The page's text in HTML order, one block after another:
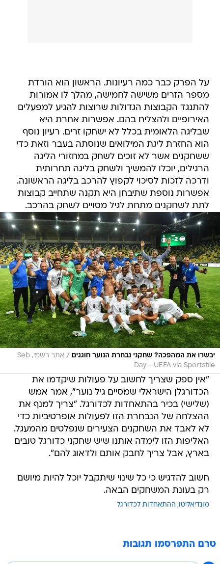
על הפרק כבר כמה רעיונות. הראשון הוא הורדת
מספר הזרים משישה לחמישה, מהלך לו אמורות
להתנגד הקבוצות הגדולות שרוצות להגיע למפעלים
האירופיים ולהצליח בהם. אפשרות אחרת היא
שבליגה הלאומית בכלל לא ישחקו זרים. רעיון נוסף
הוא החזרת ליגת המילואים שנוסתה בעבר וזאת כדי
ששחקנים אשר לא זוכים לשחק במחזורי הליגה
הרגילים, יוכלו להמשיך ולשחק בליגה תחרותית
ודרכה לזכות לסיכוי לקפוץ להרכב בליגה הראשונה.
אפשרות נוספת שתיבחן היא תקנה שתחייב קבוצות
לתת לשחקנים מתחת לגיל מסויים לשחק בהרכב.
יבשרו את המהפכה? שחקני נבחרת הנוער חוגגים /
אתר רשמי, Seb
Day - UEFA via Sportsfile
"אין ספק שצריך לחשוב על פעולות שיקדמו את
הכדורגלן הישראלי שמסיים גיל נוער", אמר אמש
(שלישי) בכיר בהתאחדות לכדורגל. "צריך למנף את
ההצלחה של הנבחרת הזו לפעולות אופרטיביות כדי
לא לאבד את השחקנים הצעירים שנפלטים מהמעגל.
האליפות הזו לימדה אותנו שיש שחקני כדורגל טובים
בארץ, אבל צריך לחבק אותם ולדאוג להם".
חשוב להדגיש כי כל שינוי שיתקבל יוכל להיות מיושם
רק בעונת המשחקים הבאה.
מונדיאליטו ההתאחדות לכדורגל
טרם התפרסמו תגובות